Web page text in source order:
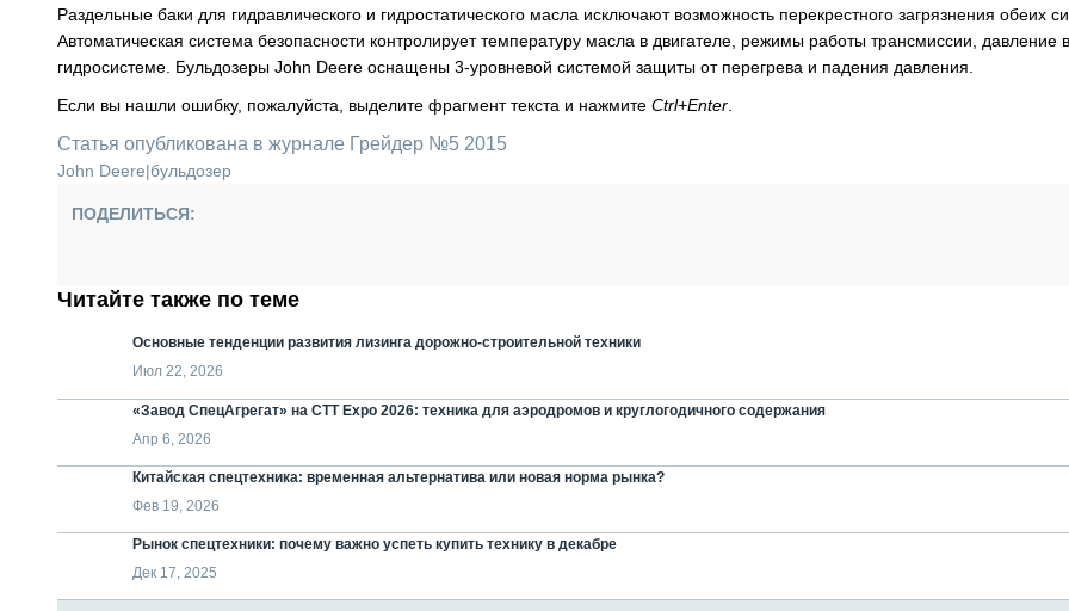
Раздельные баки для гидравлического и гидростатического масла исключают возможность перекрестного загрязнения обеих
Автоматическая система безопасности контролирует температуру масла в двигателе, режимы работы трансмиссии, давление в
гидросистеме. Бульдозеры John Deere оснащены 3-уровневой системой защиты от перегрева и падения давления.
Если вы нашли ошибку, пожалуйста, выделите фрагмент текста и нажмите Ctrl+Enter.
Статья опубликована в журнале Грейдер №5 2015
John Deere|бульдозер
ПОДЕЛИТЬСЯ:
Читайте также по теме
Основные тенденции развития лизинга дорожно-строительной техники
Июл 22, 2026
«Завод СпецАгрегат» на СТТ Expo 2026: техника для аэродромов и круглогодичного содержания
Апр 6, 2026
Китайская спецтехника: временная альтернатива или новая норма рынка?
Фев 19, 2026
Рынок спецтехники: почему важно успеть купить технику в декабре
Дек 17, 2025